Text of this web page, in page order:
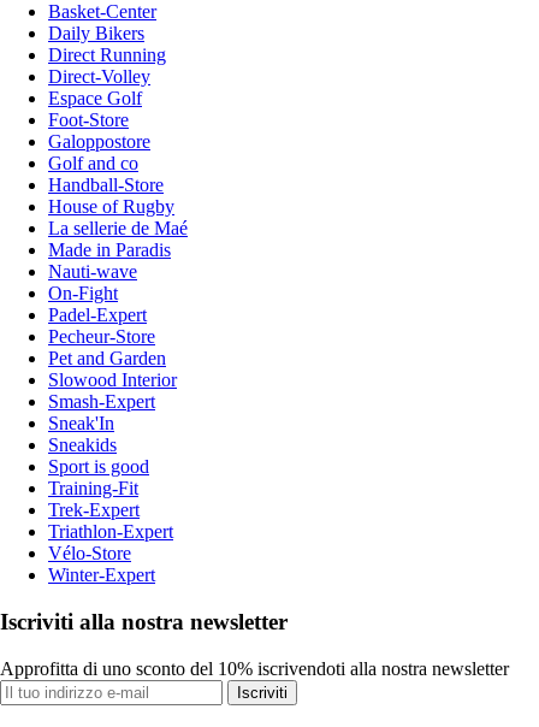
Basket-Center
Daily Bikers
Direct Running
Direct-Volley
Espace Golf
Foot-Store
Galoppostore
Golf and co
Handball-Store
House of Rugby
La sellerie de Maé
Made in Paradis
Nauti-wave
On-Fight
Padel-Expert
Pecheur-Store
Pet and Garden
Slowood Interior
Smash-Expert
Sneak'In
Sneakids
Sport is good
Training-Fit
Trek-Expert
Triathlon-Expert
Vélo-Store
Winter-Expert
Iscriviti alla nostra newsletter
Approfitta di uno sconto del 10% iscrivendoti alla nostra newsletter
Iscriviti